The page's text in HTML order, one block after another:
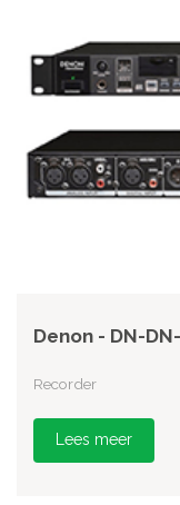
Denon - DN-
Recorder
Lees meer